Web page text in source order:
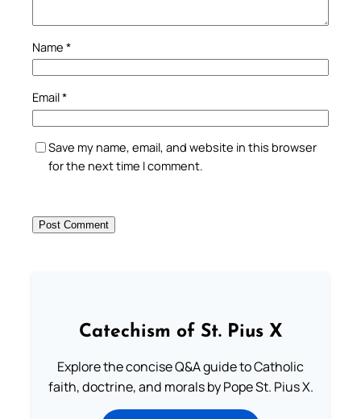
Name *
Email*
Save my name, email, and website in this browser
for the next time I comment.
Catechism of St. Pius X
Explore the concise Q&A guide to Catholic
faith, doctrine, and morals by Pope St. Pius X.